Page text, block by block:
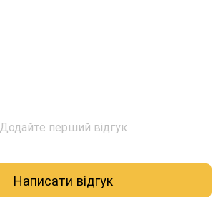
Додайте перший відгук
Написати відгук